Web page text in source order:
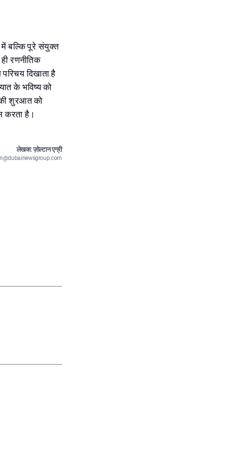
में बल्कि पूरे संयुक्त
रणनीतिक
दिखाता है
के भविष्य को
की शुरआत को
करता है।
लेखक: ज़ोल्टान एग्री